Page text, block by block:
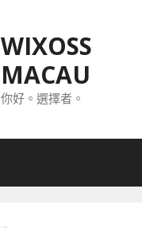
WIXOSS
MACAU
你好。選擇者。